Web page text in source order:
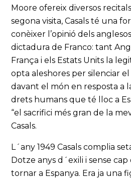
Moore ofereix diversos
segona visita, Casals té una
conèixer l’opinió dels
dictadura de Franco: tant
França i els Estats Units la
opta aleshores per silenciar el
davant el món en resposta a
drets humans que té lloc a
“el sacrifici més gran de la
Casals.
L´any 1949 Casals complia
Dotze anys d´exili i sense
tornar a Espanya. Era ja una